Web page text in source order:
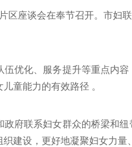
区座谈会在奉节召开。市妇
伍优化、服务提升等重点内
童能力的有效路径 。
府联系妇女群众的桥梁和
建设，更好地凝聚妇女力量